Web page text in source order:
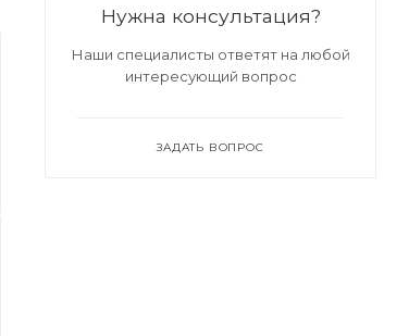
Нужна консультация?
Наши специалисты ответят на любой
интересующий вопрос
ЗАДАТЬ ВОПРОС